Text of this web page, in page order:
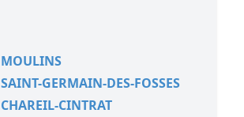
MOULINS
SAINT-GERMAIN-DES-FOSSES
CHAREIL-CINTRAT